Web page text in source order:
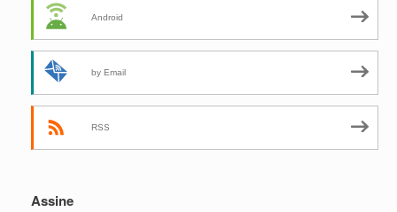
Android
by Email
RSS
Assine